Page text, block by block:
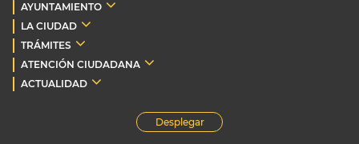
AYUNTAMIENTO
LA CIUDAD
TRÁMITES
ATENCIÓN CIUDADANA
ACTUALIDAD
Desplegar